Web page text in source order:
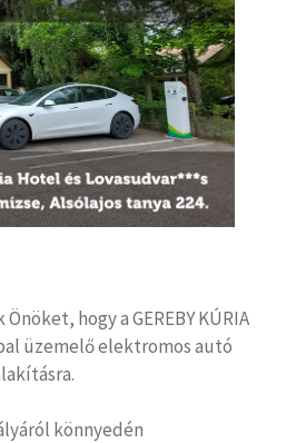
hogy a GEREBY KÚRIA
üzemelő elektromos autó
könnyedén